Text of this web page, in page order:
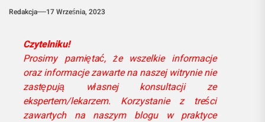
Redakcja 17 Września, 2023
Czytelniku!
Prosimy pamiętać, że wszelkie informacje
oraz informacje zawarte na naszej witrynie nie
zastępują własnej konsultacji ze
ekspertem/lekarzem. Korzystanie z treści
zawartych na naszym blogu w praktyce